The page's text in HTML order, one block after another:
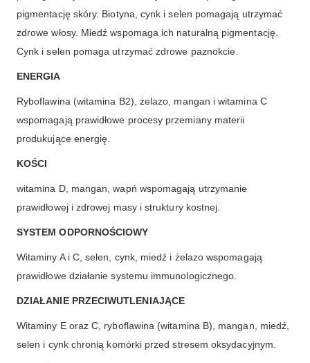
pigmentację skóry. Biotyna, cynk i selen pomagają utrzymać
zdrowe włosy. Miedź wspomaga ich naturalną pigmentację.
Cynk i selen pomaga utrzymać zdrowe paznokcie.
ENERGIA
Ryboflawina (witamina B2), żelazo, mangan i witamina C
wspomagają prawidłowe procesy przemiany materii
produkujące energię.
KOŚCI
witamina D, mangan, wapń wspomagają utrzymanie
prawidłowej i zdrowej masy i struktury kostnej.
SYSTEM ODPORNOŚCIOWY
Witaminy A i C, selen, cynk, miedź i żelazo wspomagają
prawidłowe działanie systemu immunologicznego.
DZIAŁANIE PRZECIWUTLENIAJĄCE
Witaminy E oraz C, ryboflawina (witamina B), mangan, miedź,
selen i cynk chronią komórki przed stresem oksydacyjnym.